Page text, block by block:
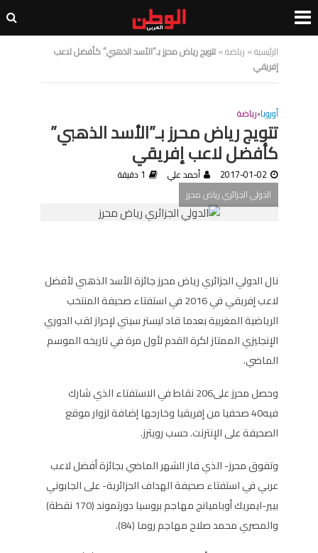
الرئيسية» رياضة»تتويج رياض محرز بـ”الأسد الذهبي” كأفضل لاعب
إفريقي
أوروبا•رياضة
تتويج رياض محرز بـ”الأسد الذهبي”
كأفضل لاعب إفريقي
2017-01-02 أحمد علي
1 دقيقة
الدولي الجزائري رياض محرز
نال الدولي الجزائري رياض محرز جائزة الأسد الذهبي لأفضل
لاعب إفريقي في 2016 في استفتاء صحيفة المنتخب
الرياضية المغربية بعدما قاد ليستر سيتي لإحراز لقب الدوري
الإنجليزي الممتاز لكرة القدم لأول مرة في تاريخه الموسم
الماضي.
وحصل محرز على206 نقاط في الاستفتاء الذي شارك
فيه40 صحفيا من إفريقيا وخارجها إضافة لزوار موقع
الصحيفة على الإنترنت. حسب رويترز.
وتفوق محرز- الذي فاز الشهر الماضي بجائزة أفضل لاعب
عربي في استفتاء صحيفة الهداف الجزائرية- على الجابوني
بيير-ايمريك أوباميانج مهاجم بروسيا دورتموند (170 نقطة)
والمصري محمد صلاح مهاجم روما (84).